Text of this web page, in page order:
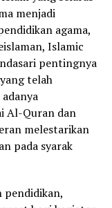
menjadi
agama,
Islamic
pentingnya
telah
Al-Quran dan
melestarikan
pada syarak
pendidikan,